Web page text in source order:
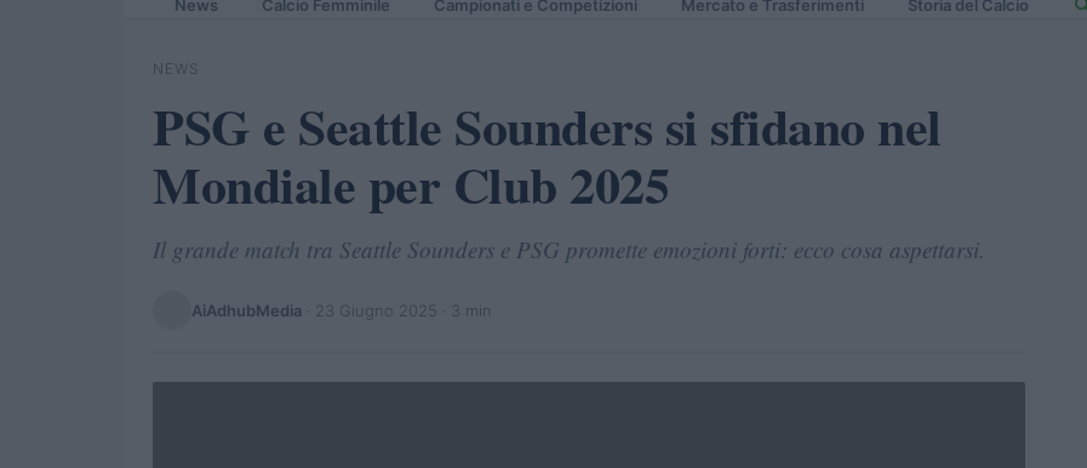
News Calcio Femminile Campionati e Competizioni Mercato e Trasferimenti Storia del Calcio
NEWS
PSG e Seattle Sounders si sfidano nel
Mondiale per Club 2025
Il grande match tra Seattle Sounders e PSG promette emozioni forti: ecco cosa aspettarsi.
AiAdhubMedia 23 Giugno 2025 · 3 min